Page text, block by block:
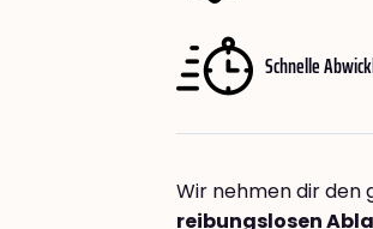
Schnelle
Wir nehmen dir den
reibungslosen